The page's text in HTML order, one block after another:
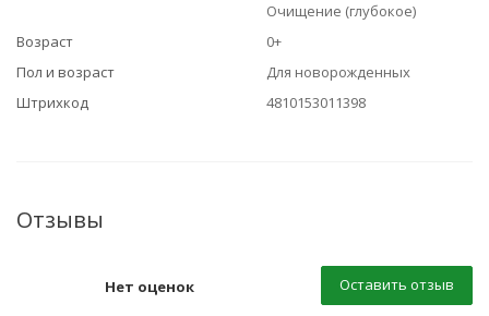
Очищение (глубокое)
Возраст
0+
Пол и возраст
Для новорожденных
Штрихкод
4810153011398
Отзывы
Нет оценок Оставить отзыв